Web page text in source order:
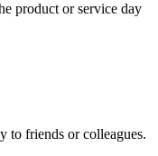
product or service day
to friends or colleagues.